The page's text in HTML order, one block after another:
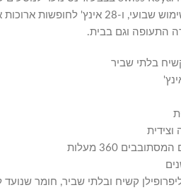
עסקים, 24 אינץ' לשימוש
התעופה וגם בבית.
בלתי שביר
וצידית
360 מעלות
קשיח ובלתי שביר, חומר